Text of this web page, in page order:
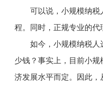
可以说，小规模纳
程。同时，正规专业的
如今，小规模纳税
少钱？事实上，目前小
济发展水平而定。因此